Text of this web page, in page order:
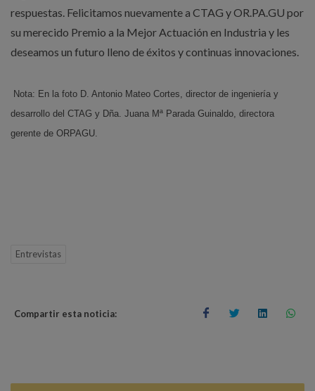
respuestas. Felicitamos nuevamente a CTAG y OR.PA.GU por
su merecido Premio a la Mejor Actuación en Industria y les
deseamos un futuro lleno de éxitos y continuas innovaciones.
Nota: En la foto D. Antonio Mateo Cortes, director de ingeniería y
desarrollo del CTAG y Dña. Juana Mª Parada Guinaldo, directora
gerente de ORPAGU.
Entrevistas
Compartir esta noticia: